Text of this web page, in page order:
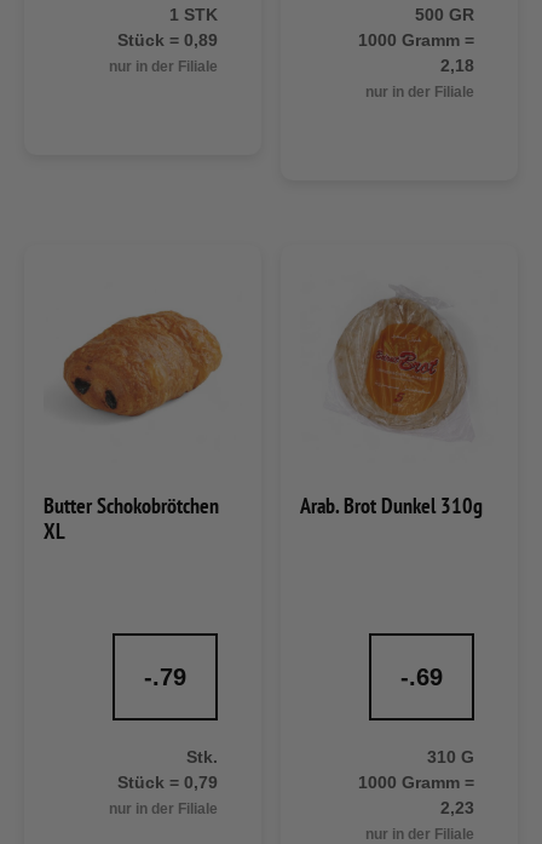
1 STK
Stück = 0,89
nur in der Filiale
500 GR
1000 Gramm =
2,18
nur in der Filiale
Butter Schokobrötchen
XL
-.79
Stk.
Stück = 0,79
nur in der Filiale
Arab. Brot Dunkel 310g
-.69
310 G
1000 Gramm =
2,23
nur in der Filiale